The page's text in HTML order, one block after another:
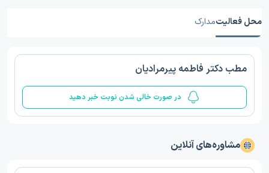
محل فعالیتمدارک
مطب دکتر فاطمه پیرمرادیان
در صورت خالی شدن نوبت خبر دهید
مشاوره‌های آنلاین